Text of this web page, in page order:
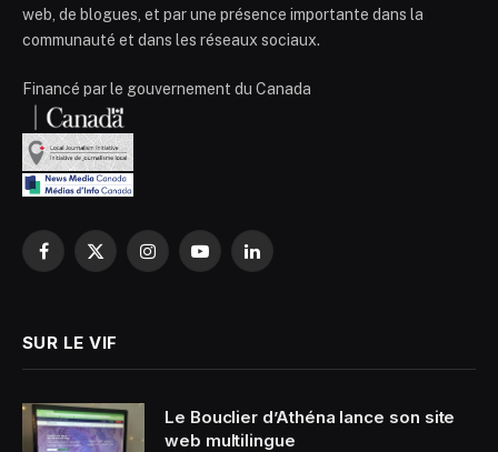
web, de blogues, et par une présence importante dans la
communauté et dans les réseaux sociaux.
Financé par le gouvernement du Canada
Facebook
X
InstagramYouTubeLinkedIn
SUR LE VIF
Le Bouclier d’Athéna lance son site
web multilingue